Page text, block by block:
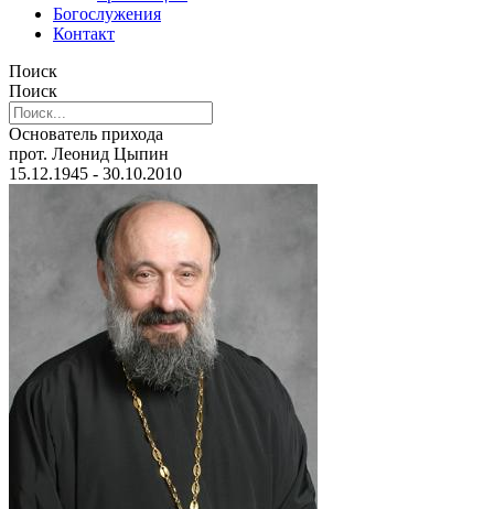
Богослужения
Контакт
Поиск
Поиск
Основатель прихода
прот. Леонид Цыпин
15.12.1945 - 30.10.2010